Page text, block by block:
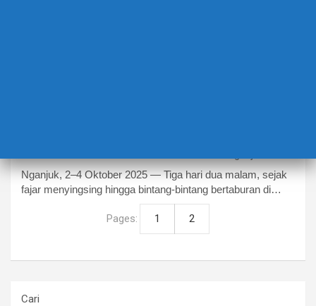
Nganjuk, 2–4 Oktober 2025 — Tiga hari dua malam, sejak
fajar menyingsing hingga bintang-bintang bertaburan di…
Pages: 1 2
Cari